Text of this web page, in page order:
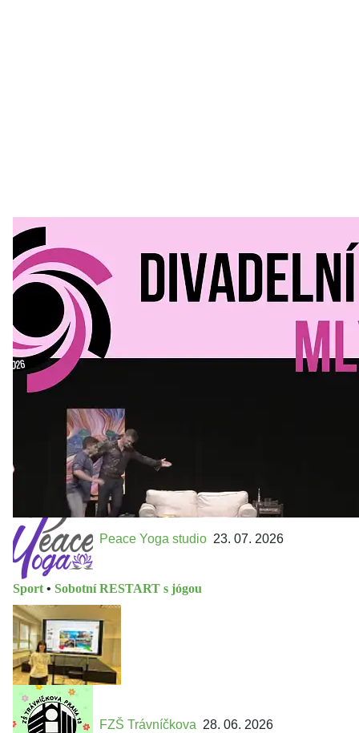
Divadelní Mlýn 30. 07. 2026
Kultura a volný čas
Divadelní mlýn. 15. až 18. října KD
MLEJN. Vstupenky již v prodeji.
Přijďte na přátelský festival divadla a inspirace 15. až 18.
října 2026 Vstupenky již v prodeji na GOOUT -
https://divadelnimlyn.cz/vstupenky Představ si čtyři dny
Peace Yoga studio 23. 07. 2026
Sport • Sobotní RESTART s jógou
FZŠ Trávníčkova 28. 06. 2026